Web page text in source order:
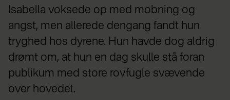
Isabella voksede op med mobning og
angst, men allerede dengang fandt hun
tryghed hos dyrene. Hun havde dog aldrig
drømt om, at hun en dag skulle stå foran
publikum med store rovfugle svævende
over hovedet.